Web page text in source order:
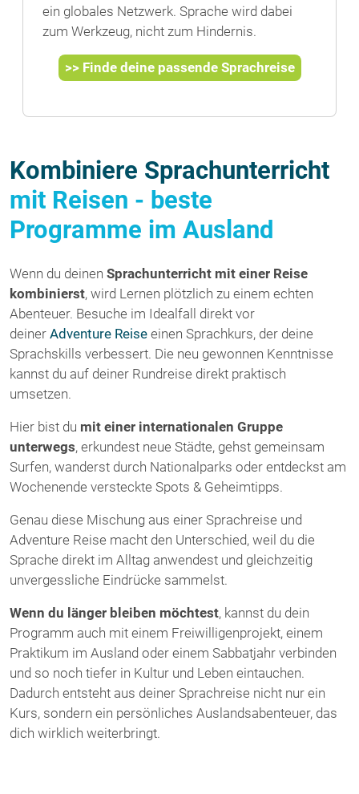
ein globales Netzwerk. Sprache wird dabei
zum Werkzeug, nicht zum Hindernis.
>> Finde deine passende Sprachreise
Kombiniere Sprachunterricht
mit Reisen - beste
Programme im Ausland
Wenn du deinen Sprachunterricht mit einer Reise
kombinierst, wird Lernen plötzlich zu einem echten
Abenteuer. Besuche im Idealfall direkt vor
deiner Adventure Reise einen Sprachkurs, der deine
Sprachskills verbessert. Die neu gewonnen Kenntnisse
kannst du auf deiner Rundreise direkt praktisch
umsetzen.
Hier bist du mit einer internationalen Gruppe
unterwegs, erkundest neue Städte, gehst gemeinsam
Surfen, wanderst durch Nationalparks oder entdeckst am
Wochenende versteckte Spots & Geheimtipps.
Genau diese Mischung aus einer Sprachreise und
Adventure Reise macht den Unterschied, weil du die
Sprache direkt im Alltag anwendest und gleichzeitig
unvergessliche Eindrücke sammelst.
Wenn du länger bleiben möchtest, kannst du dein
Programm auch mit einem Freiwilligenprojekt, einem
Praktikum im Ausland oder einem Sabbatjahr verbinden
und so noch tiefer in Kultur und Leben eintauchen.
Dadurch entsteht aus deiner Sprachreise nicht nur ein
Kurs, sondern ein persönliches Auslandsabenteuer, das
dich wirklich weiterbringt.